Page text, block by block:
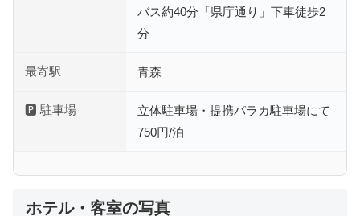
バス約40分「県庁通り」下車徒歩2
分
最寄駅 青森
🅿 駐車場
立体駐車場・提携パラカ駐車場にて
750円/泊
ホテル・客室の写真